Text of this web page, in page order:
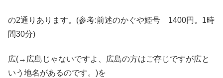
の2通りあります。(参考:前述のかぐや姫号 1400円。1時
間30分)
広(→広島じゃないですよ、広島の方はご存じですが広と
いう地名があるのです。)を